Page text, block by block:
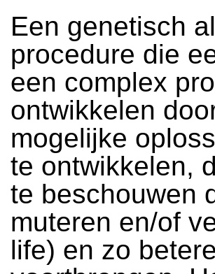
Een genetisch
procedure die
een complex
ontwikkelen
mogelijke
te ontwikkelen,
te beschouwen
muteren en/of
life) en zo